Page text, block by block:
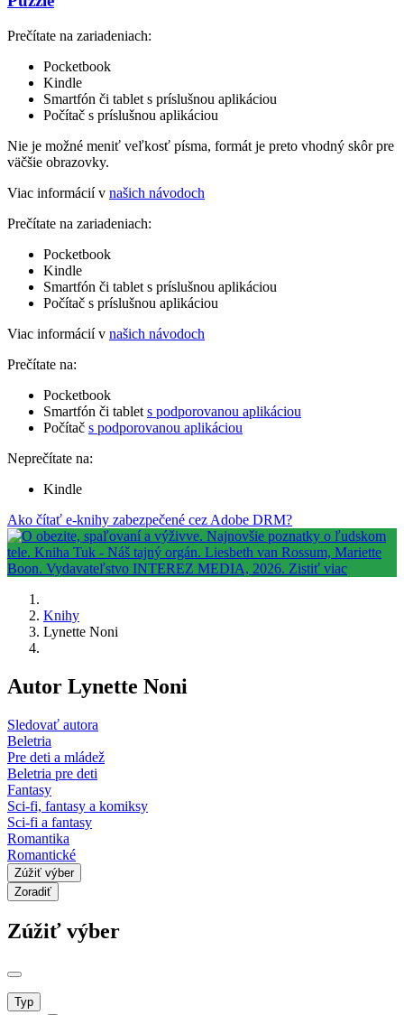
Prečítate na zariadeniach:
Pocketbook
Kindle
Smartfón či tablet s príslušnou aplikáciou
Počítač s príslušnou aplikáciou
Nie je možné meniť veľkosť písma, formát je preto vhodný skôr pre
väčšie obrazovky.
Viac informácií v našich návodoch
Prečítate na zariadeniach:
Pocketbook
Kindle
Smartfón či tablet s príslušnou aplikáciou
Počítač s príslušnou aplikáciou
Viac informácií v našich návodoch
Prečítate na:
Pocketbook
Smartfón či tablet s podporovanou aplikáciou
Počítač s podporovanou aplikáciou
Neprečítate na:
Kindle
Ako čítať e-knihy zabezpečené cez Adobe DRM?
Knihy
Lynette Noni
Autor Lynette Noni
Sledovať autora
Beletria
Pre deti a mládež
Beletria pre deti
Fantasy
Sci-fi, fantasy a komiksy
Sci-fi a fantasy
Romantika
Romantické
Zúžiť výber
Zoradiť
Zúžiť výber
Typ